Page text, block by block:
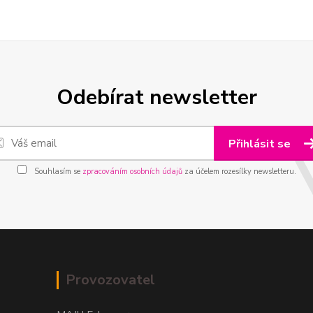
Odebírat newsletter
Přihlásit se
Souhlasím se zpracováním osobních údajůza účelem rozesílky newsletteru.
Provozovatel